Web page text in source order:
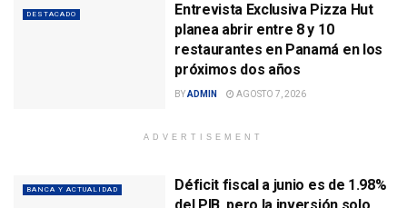
DESTACADO
Entrevista Exclusiva Pizza Hut
planea abrir entre 8 y 10
restaurantes en Panamá en los
próximos dos años
BYADMIN AGOSTO 7, 2026
ADVERTISEMENT
BANCA Y ACTUALIDAD
Déficit fiscal a junio es de 1.98%